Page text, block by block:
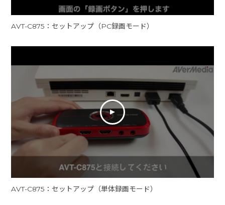
AVT-C875：セットアップ（PC録画モード）
AVT-C875：セットアップ（単体録画モード）